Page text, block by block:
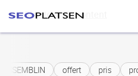
Skip to main content
ASSEMBLIN offert pris